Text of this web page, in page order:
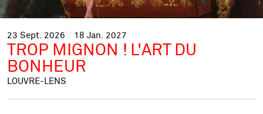
23 Sept. 2026 18 Jan. 2027
TROP MIGNON ! L'ART DU
BONHEUR
LOUVRE-LENS